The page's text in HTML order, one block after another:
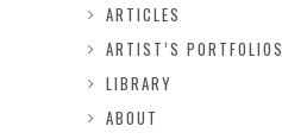
ARTICLES
ARTIST’S PORTFOLIOS
LIBRARY
ABOUT